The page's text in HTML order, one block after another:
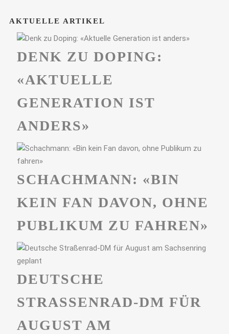
AKTUELLE ARTIKEL
DENK ZU DOPING:
«AKTUELLE
GENERATION IST
ANDERS»
SCHACHMANN: «BIN
KEIN FAN DAVON, OHNE
PUBLIKUM ZU FAHREN»
DEUTSCHE
STRASSENRAD-DM FÜR A
UGUST AM S